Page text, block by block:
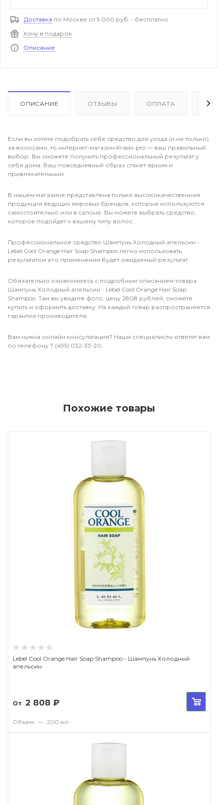
Доставка по Москве от 5 000 руб. - бесплатно
Хочу в подарок
Описание
ОПИСАНИЕ ОТЗЫВЫ ОПЛАТА
Если вы хотите подобрать себе средство для ухода (и не только)
за волосами, то интернет-магазин Kraski-pro — ваш правильный
выбор. Вы сможете получить профессиональный результат у
себя дома. Ваш повседневный образ станет ярким и
привлекательным.
В нашем магазине представлена только высококачественная
продукция ведущих мировых брендов, которые используются
самостоятельно или в салоне. Вы можете выбрать средство,
которое подойдет к вашему типу волос.
Профессиональное средство Шампунь Холодный апельсин -
Lebel Cool Orange Hair Soap Shampoo легко использовать,
результатом его применения будет ожидаемый результат.
Обязательно ознакомьтесь с подробным описанием товара
Шампунь Холодный апельсин - Lebel Cool Orange Hair Soap
Shampoo. Там вы увидите фото, цену 2808 рублей, сможете
купить и оформить доставку. На каждый товар распространяется
гарантия производителя.
Вам нужна онлайн консультация? Наши специалисты ответят вам
по телефону 7 (495) 032-33-20.
Похожие товары
Lebel Cool Orange Hair Soap Shampoo - Шампунь Холодный
апельсин
От 2 808 ₽
Объем — 200 мл